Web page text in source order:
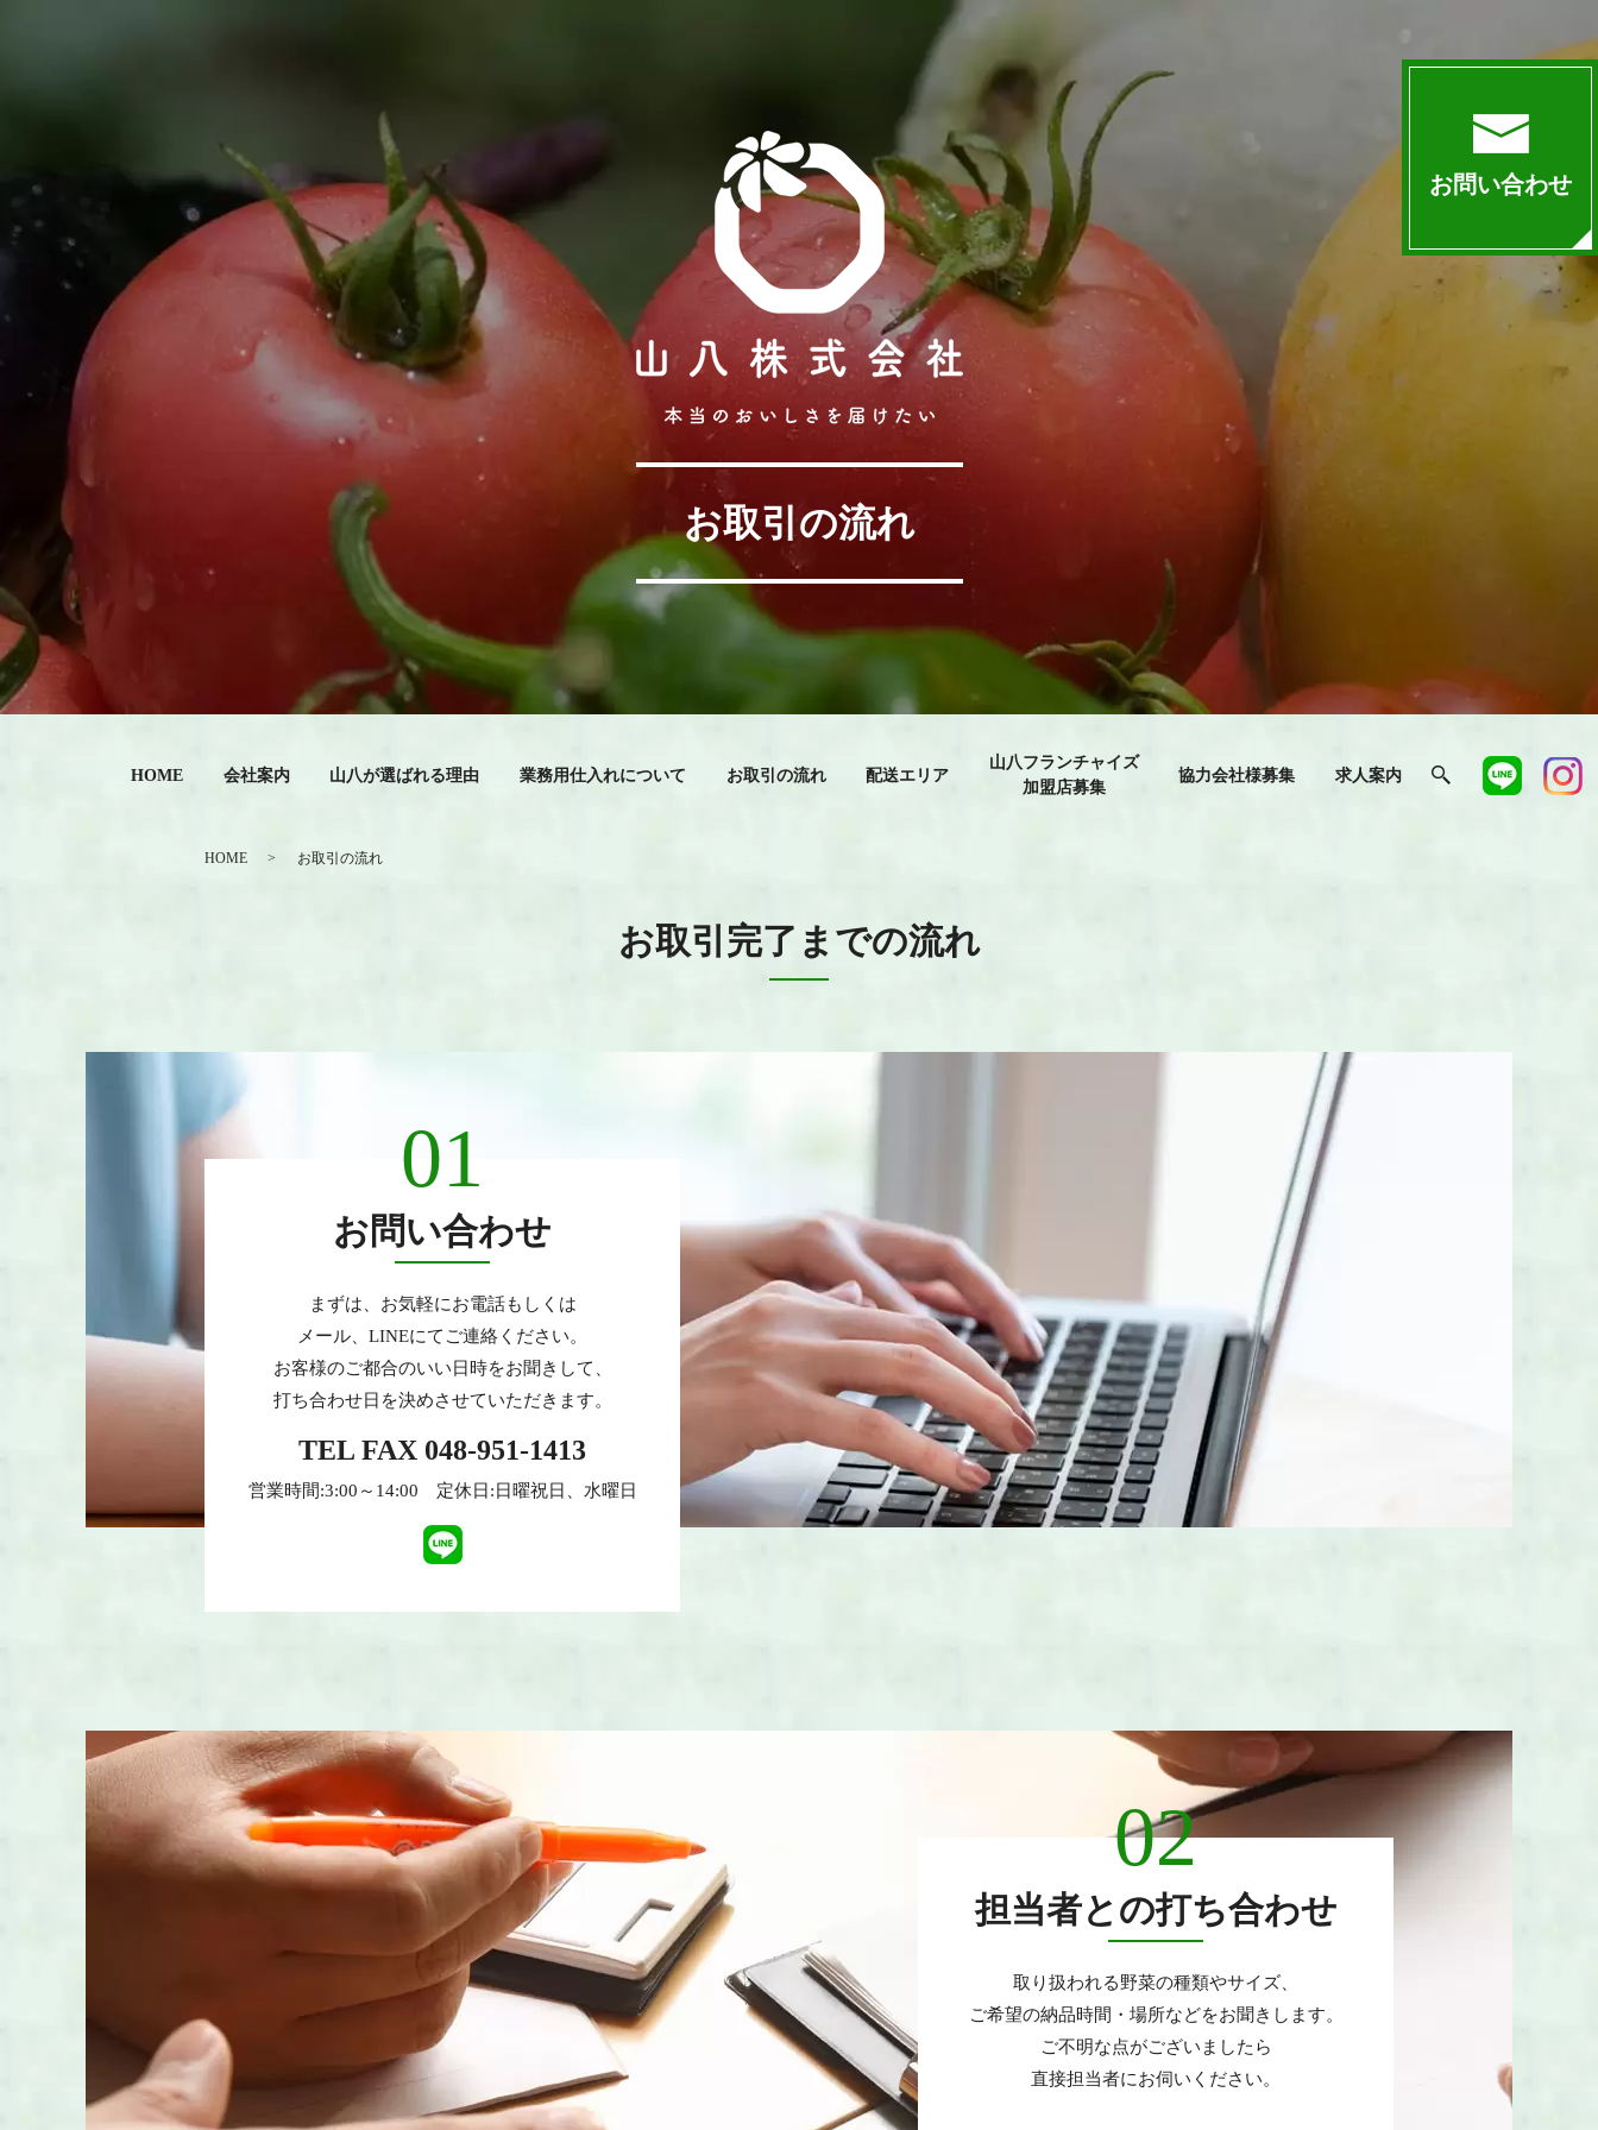
HOME 会社案内 山八が選ばれる理由 業務用仕入れについて お取引の流れ 配送エリア
山八フランチャイズ
加盟店募集
協力会社様募集 求人案内
お取引の流れ
HOME お取引の流れ
お取引完了までの流れ
01
お問い合わせ
まずは、お気軽にお電話もしくは
メール、LINEにてご連絡ください。
お客様のご都合のいい日時をお聞きして、
打ち合わせ日を決めさせていただきます。
TEL FAX 048-951-1413
営業時間:3:00～14:00 定休日:日曜祝日、水曜日
02
担当者との打ち合わせ
取り扱われる野菜の種類やサイズ、
ご希望の納品時間・場所などをお聞きします。
ご不明な点がございましたら
直接担当者にお伺いください。
お問い合わせ